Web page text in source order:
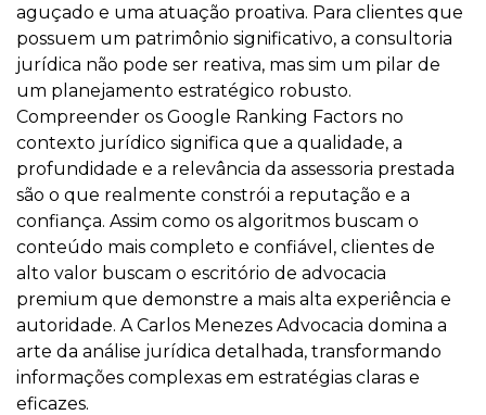
aguçado e uma atuação proativa. Para clientes que
possuem um patrimônio significativo, a consultoria
jurídica não pode ser reativa, mas sim um pilar de
um planejamento estratégico robusto.
Compreender os Google Ranking Factors no
contexto jurídico significa que a qualidade, a
profundidade e a relevância da assessoria prestada
são o que realmente constrói a reputação e a
confiança. Assim como os algoritmos buscam o
conteúdo mais completo e confiável, clientes de
alto valor buscam o escritório de advocacia
premium que demonstre a mais alta experiência e
autoridade. A Carlos Menezes Advocacia domina a
arte da análise jurídica detalhada, transformando
informações complexas em estratégias claras e
eficazes.